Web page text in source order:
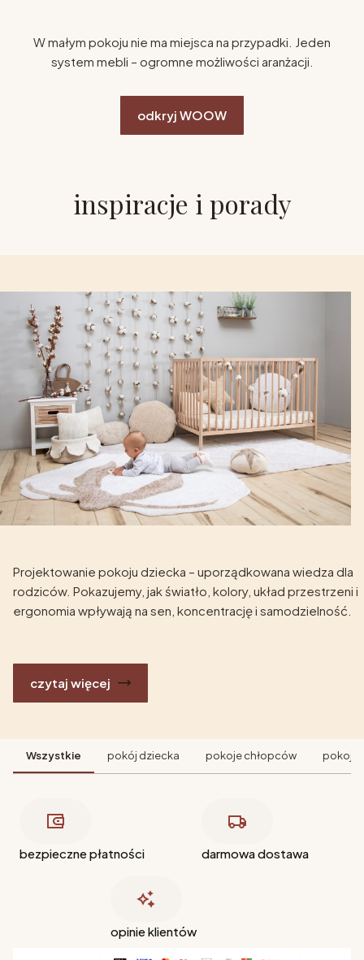
W małym pokoju nie ma miejsca na przypadki. Jeden
system mebli – ogromne możliwości aranżacji.
odkryj WOOW
inspiracje i porady
Projektowanie pokoju dziecka – uporządkowana wiedza dla
rodziców. Pokazujemy, jak światło, kolory, układ przestrzeni i
ergonomia wpływają na sen, koncentrację i samodzielność.
czytaj więcej
Wszystkie pokój dziecka pokoje chłopców pokoje
bezpieczne płatności darmowa dostawa
opinie klientów